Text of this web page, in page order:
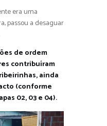
era uma
passou a desaguar
de ordem
contribuíram
ainda
(conforme
02, 03 e 04).